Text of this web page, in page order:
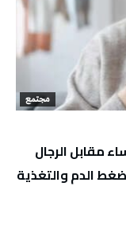
مجتمع
مقابل الرجال
الدم والتغذية